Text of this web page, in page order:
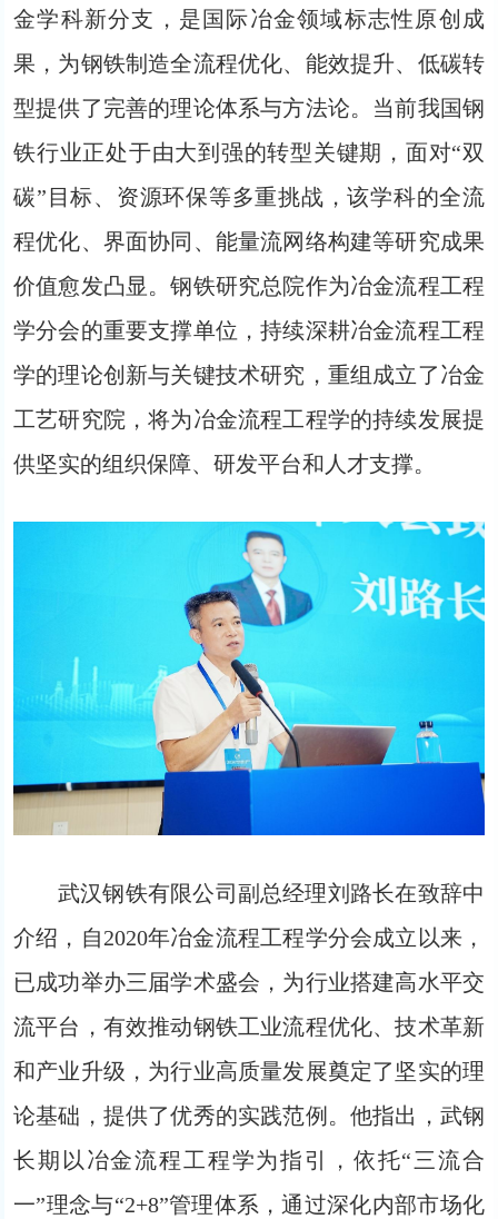
金学科新分支，是国际冶金领域标志性原创成
果，为钢铁制造全流程优化、能效提升、低碳转
型提供了完善的理论体系与方法论。当前我国钢
铁行业正处于由大到强的转型关键期，面对“双
碳”目标、资源环保等多重挑战，该学科的全流
程优化、界面协同、能量流网络构建等研究成果
价值愈发凸显。钢铁研究总院作为冶金流程工程
学分会的重要支撑单位，持续深耕冶金流程工程
学的理论创新与关键技术研究，重组成立了冶金
工艺研究院，将为冶金流程工程学的持续发展提
供坚实的组织保障、研发平台和人才支撑。
武汉钢铁有限公司副总经理刘路长在致辞中
介绍，自2020年冶金流程工程学分会成立以来，
已成功举办三届学术盛会，为行业搭建高水平交
流平台，有效推动钢铁工业流程优化、技术革新
和产业升级，为行业高质量发展奠定了坚实的理
论基础，提供了优秀的实践范例。他指出，武钢
长期以冶金流程工程学为指引，依托“三流合
一”理念与“2+8”管理体系，通过深化内部市场化